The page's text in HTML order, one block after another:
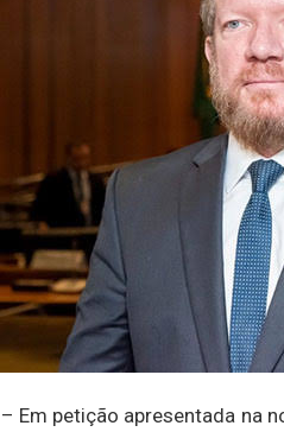
Em petição apresentada na